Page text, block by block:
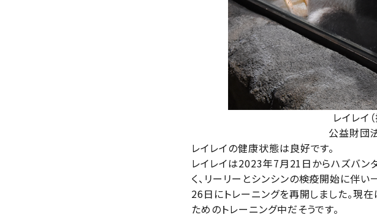
レイレイ
公益財団
レイレイの健康状態は良好です。
レイレイは2023年7月21日からハズバン
く、リーリーとシンシンの検疫開始に伴
26日にトレーニングを再開しました。現
ためのトレーニング中だそうです。